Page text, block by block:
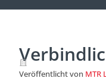
Veröffentlicht von MTR